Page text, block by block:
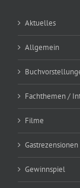
Aktuelles
Allgemein
Fachthemen /
Filme
Gastrezensionen
Gewinnspiel